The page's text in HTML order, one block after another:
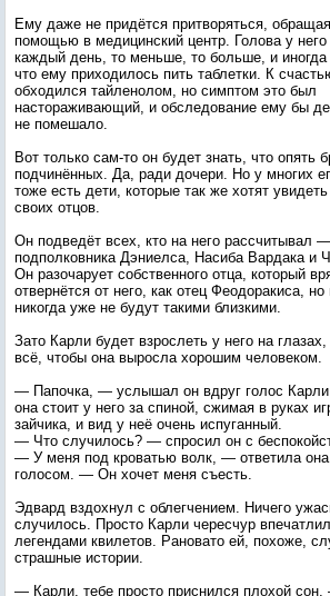
Ему даже не придётся притворяться,
помощью в медицинский центр. Голова у
каждый день, то меньше, то больше, и иногда
что ему приходилось пить таблетки. К
обходился тайленолом, но симптом это был
настораживающий, и обследование ему бы
не помешало.
Вот только сам-то он будет знать, что опять
подчинённых. Да, ради дочери. Но у многих
тоже есть дети, которые так же хотят
своих отцов.
Он подведёт всех, кто на него рассчитывал
подполковника Дэниелса, Насиба Вардака и
Он разочарует собственного отца, который
отвернётся от него, как отец Феодоракиса,
никогда уже не будут такими близкими.
Зато Карли будет взрослеть у него на
всё, чтобы она выросла хорошим человеком.
— Папочка, — услышал он вдруг голос Карли
она стоит у него за спиной, сжимая в руках
зайчика, и вид у неё очень испуганный.
— Что случилось? — спросил он с
— У меня под кроватью волк, — ответила
голосом. — Он хочет меня съесть.
Эдвард вздохнул с облегчением. Ничего
случилось. Просто Карли чересчур
легендами квилетов. Рановато ей, похоже,
страшные истории.
— Карли, тебе просто приснился плохой сон,